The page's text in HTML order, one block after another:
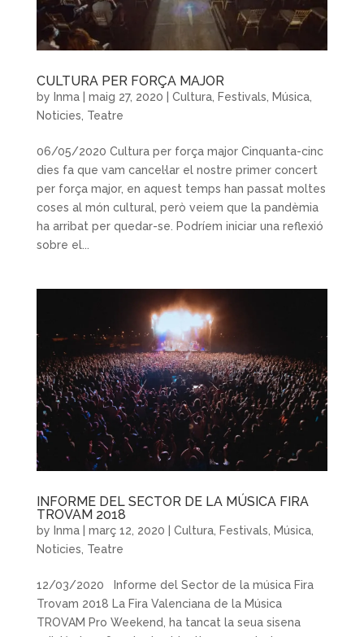
CULTURA PER FORÇA MAJOR
by Inma| maig 27, 2020 Cultura, Festivals, Música,
Noticies, Teatre
06/05/2020 Cultura per força major Cinquanta-cinc
dies fa que vam cancel·lar el nostre primer concert
per força major, en aquest temps han passat moltes
coses al món cultural, però veiem que la pandèmia
ha arribat per quedar-se. Podríem iniciar una reflexió
sobre el...
INFORME DEL SECTOR DE LA MÚSICA FIRA
TROVAM 2018
by Inma| març 12, 2020 Cultura, Festivals, Música,
Noticies, Teatre
12/03/2020 Informe del Sector de la música Fira
Trovam 2018 La Fira Valenciana de la Música
TROVAM Pro Weekend, ha tancat la seua sisena